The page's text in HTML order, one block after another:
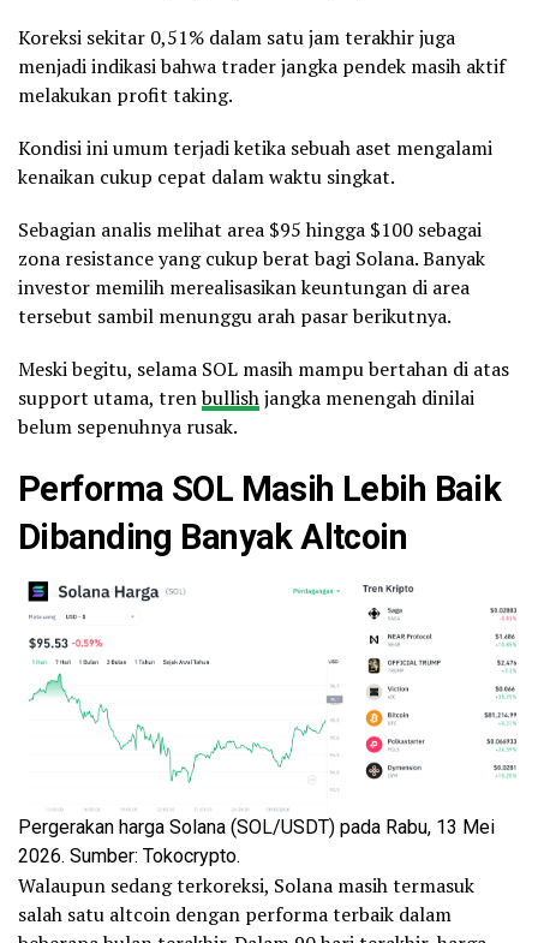
Koreksi sekitar 0,51% dalam satu jam terakhir juga
menjadi indikasi bahwa trader jangka pendek masih aktif
melakukan profit taking.
Kondisi ini umum terjadi ketika sebuah aset mengalami
kenaikan cukup cepat dalam waktu singkat.
Sebagian analis melihat area $95 hingga $100 sebagai
zona resistance yang cukup berat bagi Solana. Banyak
investor memilih merealisasikan keuntungan di area
tersebut sambil menunggu arah pasar berikutnya.
Meski begitu, selama SOL masih mampu bertahan di atas
support utama, trenbullishjangka menengah dinilai
belum sepenuhnya rusak.
Performa SOL Masih Lebih Baik
Dibanding BanyakAltcoin
Pergerakan harga Solana (SOL/USDT) pada Rabu, 13 Mei
2026. Sumber: Tokocrypto.
Walaupun sedang terkoreksi, Solana masih termasuk
salah satu altcoin dengan performa terbaik dalam